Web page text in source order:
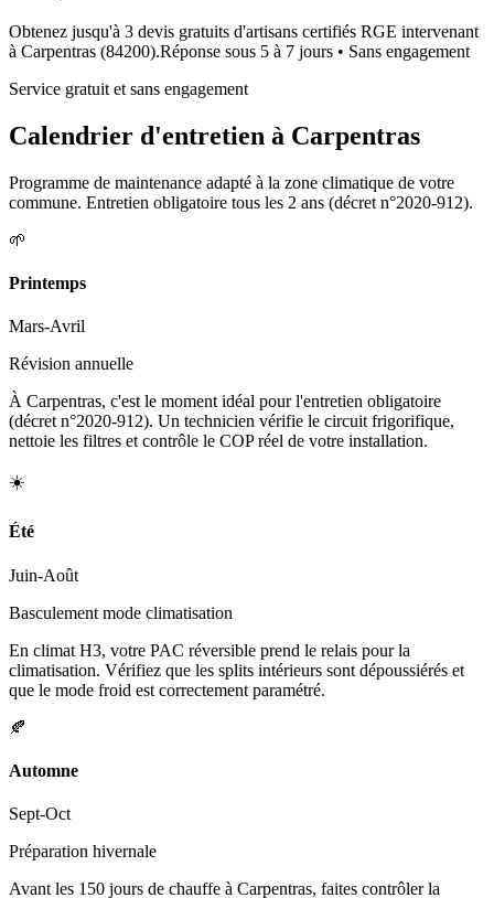
Obtenez jusqu'à 3 devis gratuits d'artisans certifiés RGE intervenant
à Carpentras (84200).Réponse sous 5 à 7 jours • Sans engagement
Service gratuit et sans engagement
Calendrier d'entretien à Carpentras
Programme de maintenance adapté à la zone climatique de votre
commune. Entretien obligatoire tous les 2 ans (décret n°2020-912).
🌱
Printemps
Mars-Avril
Révision annuelle
À Carpentras, c'est le moment idéal pour l'entretien obligatoire
(décret n°2020-912). Un technicien vérifie le circuit frigorifique,
nettoie les filtres et contrôle le COP réel de votre installation.
☀️
Été
Juin-Août
Basculement mode climatisation
En climat H3, votre PAC réversible prend le relais pour la
climatisation. Vérifiez que les splits intérieurs sont dépoussiérés et
que le mode froid est correctement paramétré.
🍂
Automne
Sept-Oct
Préparation hivernale
Avant les 150 jours de chauffe à Carpentras, faites contrôler la